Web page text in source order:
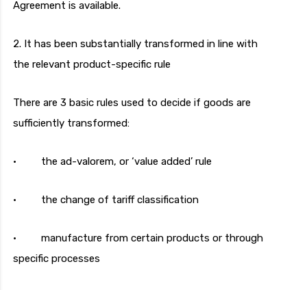
Agreement is available.
2. It has been substantially transformed in line with
the relevant product-specific rule
There are 3 basic rules used to decide if goods are
sufficiently transformed:
· the ad-valorem, or ‘value added’ rule
· the change of tariff classification
· manufacture from certain products or through
specific processes